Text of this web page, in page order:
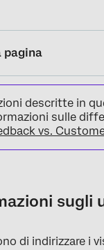
pagina
descritte in
sulle
vs.
sugli
di indirizzare i